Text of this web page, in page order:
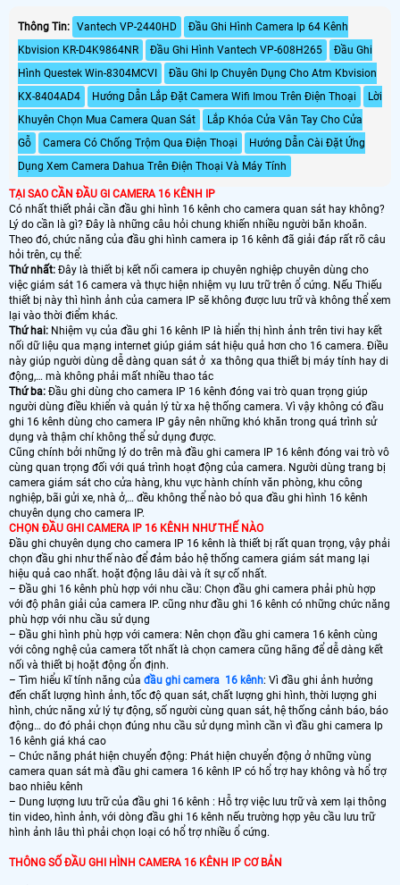
Thông Tin: Vantech VP-2440HD
Đầu Ghi Hình Camera Ip 64 Kênh
Kbvision KR-D4K9864NR
Đầu Ghi Hình Vantech VP-608H265
Đầu Ghi
Hình Questek Win-8304MCVI
Đầu Ghi Ip Chuyên Dụng Cho Atm Kbvision
KX-8404AD4
Hướng Dẫn Lắp Đặt Camera Wifi Imou Trên Điện Thoại
Lời
Khuyên Chọn Mua Camera Quan Sát
Lắp Khóa Cửa Vân Tay Cho Cửa
Gỗ
Camera Có Chống Trộm Qua Điện Thoại
Hướng Dẫn Cài Đặt Ứng
Dụng Xem Camera Dahua Trên Điện Thoại Và Máy Tính
TẠI SAO CẦN ĐẦU GI CAMERA 16 KÊNH IP
Có nhất thiết phải cần đầu ghi hình 16 kênh cho camera quan sát hay không?
Lý do cần là gì? Đây là những câu hỏi chung khiến nhiều người băn khoăn.
Theo đó, chức năng của đầu ghi hình camera ip 16 kênh đã giải đáp rất rõ câu
hỏi trên, cụ thể:
Thứ nhất: Đây là thiết bị kết nối camera ip chuyên nghiệp chuyên dùng cho
việc giám sát 16 camera và thực hiện nhiệm vụ lưu trữ trên ổ cứng. Nếu Thiếu
thiết bị này thì hình ảnh của camera IP sẽ không được lưu trữ và không thể xem
lại vào thời điểm khác.
Thứ hai: Nhiệm vụ của đầu ghi 16 kênh IP là hiển thị hình ảnh trên tivi hay kết
nối dữ liệu qua mạng internet giúp giám sát hiệu quả hơn cho 16 camera. Điều
này giúp người dùng dễ dàng quan sát ở xa thông qua thiết bị máy tính hay di
động,… mà không phải mất nhiều thao tác
Thứ ba: Đầu ghi dùng cho camera IP 16 kênh đóng vai trò quan trọng giúp
người dùng điều khiển và quản lý từ xa hệ thống camera. Vì vậy không có đầu
ghi 16 kênh dùng cho camera IP gây nên những khó khăn trong quá trình sử
dụng và thậm chí không thể sử dụng được.
Cũng chính bởi những lý do trên mà đầu ghi camera IP 16 kênh đóng vai trò vô
cùng quan trọng đối với quá trình hoạt động của camera. Người dùng trang bị
camera giám sát cho cửa hàng, khu vực hành chính văn phòng, khu công
nghiệp, bãi gửi xe, nhà ở,… đều không thể nào bỏ qua đầu ghi hình 16 kênh
chuyên dụng cho camera IP.
CHỌN ĐẦU GHI CAMERA IP 16 KÊNH NHƯ THẾ NÀO
Đầu ghi chuyên dụng cho camera IP 16 kênh là thiết bị rất quan trọng, vậy phải
chọn đầu ghi như thế nào để đảm bảo hệ thống camera giám sát mang lại
hiệu quả cao nhất. hoặt động lâu dài và ít sự cố nhất.
– Đầu ghi 16 kênh phù hợp với nhu cầu: Chọn đầu ghi camera phải phù hợp
với độ phân giải của camera IP. cũng như đầu ghi 16 kênh có những chức năng
phù hợp với nhu cầu sử dụng
– Đầu ghi hình phù hợp với camera: Nên chọn đầu ghi camera 16 kênh cùng
với công nghệ của camera tốt nhất là chọn camera cũng hãng để dễ dàng kết
nối và thiết bị hoặt động ổn định.
– Tìm hiểu kĩ tính năng của đầu ghi camera 16 kênh: Vì đầu ghi ảnh hưởng
đến chất lượng hình ảnh, tốc độ quan sát, chất lượng ghi hình, thời lượng ghi
hình, chức năng xử lý tự động, số người cùng quan sát, hệ thống cảnh báo, báo
động… do đó phải chọn đúng nhu cầu sử dụng mình cần vì đầu ghi camera Ip
16 kênh giá khá cao
– Chức năng phát hiện chuyển động: Phát hiện chuyển động ở những vùng
camera quan sát mà đầu ghi camera 16 kênh IP có hổ trợ hay không và hổ trợ
bao nhiêu kênh
– Dung lượng lưu trữ của đầu ghi 16 kênh : Hỗ trợ việc lưu trữ và xem lại thông
tin video, hình ảnh, với dòng đầu ghi 16 kênh nếu trường hợp yêu cầu lưu trữ
hình ảnh lâu thì phải chọn loại có hổ trợ nhiều ổ cứng.
THÔNG SỐ ĐẦU GHI HÌNH CAMERA 16 KÊNH IP CƠ BẢN